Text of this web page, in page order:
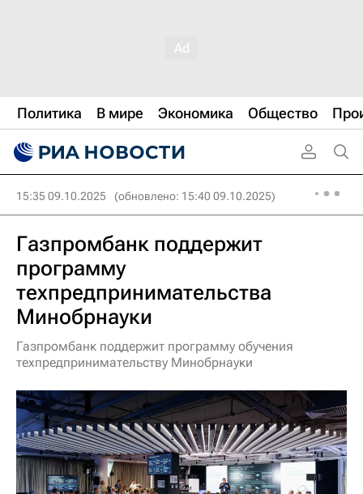
Политика В мире Экономика Общество
15:35 09.10.2025 (обновлено: 15:40 09.10.2025)
Газпромбанк поддержит
программу
техпредпринимательства
Минобрнауки
Газпромбанк поддержит программу обучения
техпредпринимательству Минобрнауки